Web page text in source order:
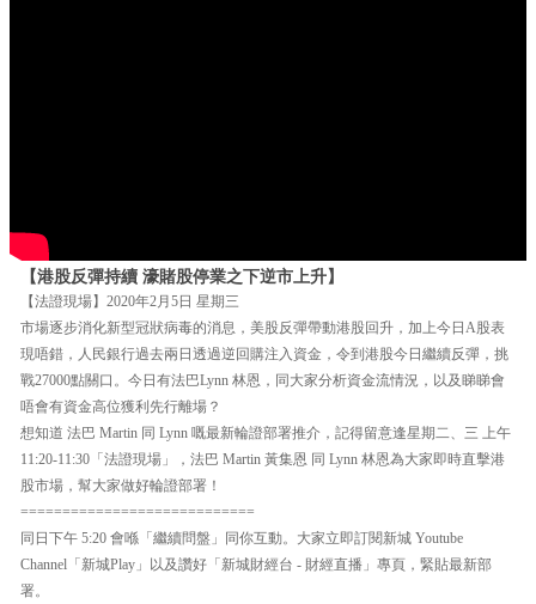
【港股反彈持續 濠賭股停業之下逆市上升】
【法證現場】2020年2月5日 星期三
市場逐步消化新型冠狀病毒的消息，美股反彈帶動港股回升，加上今日A股表
現唔錯，人民銀行過去兩日透過逆回購注入資金，令到港股今日繼續反彈，挑
戰27000點關口。今日有法巴Lynn 林恩，同大家分析資金流情況，以及睇睇會
唔會有資金高位獲利先行離場？
想知道 法巴 Martin 同 Lynn 嘅最新輪證部署推介，記得留意逢星期二、三 上午
11:20-11:30「法證現場」，法巴 Martin 黃集恩 同 Lynn 林恩為大家即時直擊港
股市場，幫大家做好輪證部署！
============================
同日下午 5:20 會喺「繼續問盤」同你互動。大家立即訂閱新城 Youtube
Channel「新城Play」以及讚好「新城財經台 - 財經直播」專頁，緊貼最新部
署。